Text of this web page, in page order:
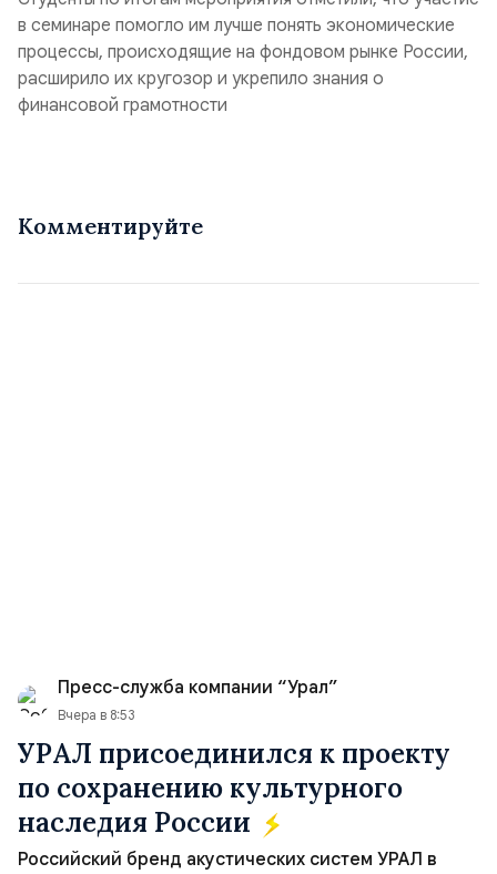
в семинаре помогло им лучше понять экономические
процессы, происходящие на фондовом рынке России,
расширило их кругозор и укрепило знания о
финансовой грамотности
Комментируйте
Пресс-служба компании “Урал”
Вчера в 8:53
УРАЛ присоединился к проекту
по сохранению культурного
наследия России
Российский бренд акустических систем УРАЛ в